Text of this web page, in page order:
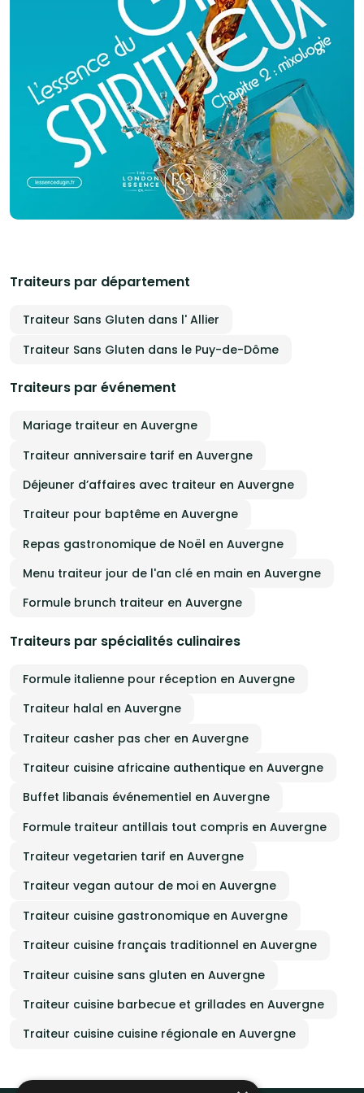
Traiteurs par département
Traiteur Sans Gluten dans l' Allier
Traiteur Sans Gluten dans le Puy-de-Dôme
Traiteurs par événement
Mariage traiteur en Auvergne
Traiteur anniversaire tarif en Auvergne
Déjeuner d’affaires avec traiteur en Auvergne
Traiteur pour baptême en Auvergne
Repas gastronomique de Noël en Auvergne
Menu traiteur jour de l'an clé en main en Auvergne
Formule brunch traiteur en Auvergne
Traiteurs par spécialités culinaires
Formule italienne pour réception en Auvergne
Traiteur halal en Auvergne
Traiteur casher pas cher en Auvergne
Traiteur cuisine africaine authentique en Auvergne
Buffet libanais événementiel en Auvergne
Formule traiteur antillais tout compris en Auvergne
Traiteur vegetarien tarif en Auvergne
Traiteur vegan autour de moi en Auvergne
Traiteur cuisine gastronomique en Auvergne
Traiteur cuisine français traditionnel en Auvergne
Traiteur cuisine sans gluten en Auvergne
Traiteur cuisine barbecue et grillades en Auvergne
Traiteur cuisine cuisine régionale en Auvergne